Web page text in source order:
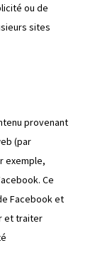
ou de
sites
provenant
(par
exemple,
Ce
Facebook et
et traiter